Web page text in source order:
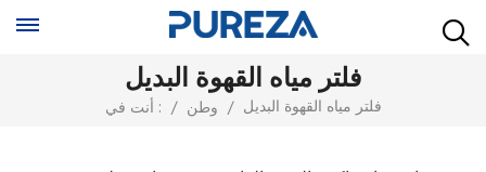
فلتر مياه القهوة البديل
أنت في : / وطن / فلتر مياه القهوة البديل